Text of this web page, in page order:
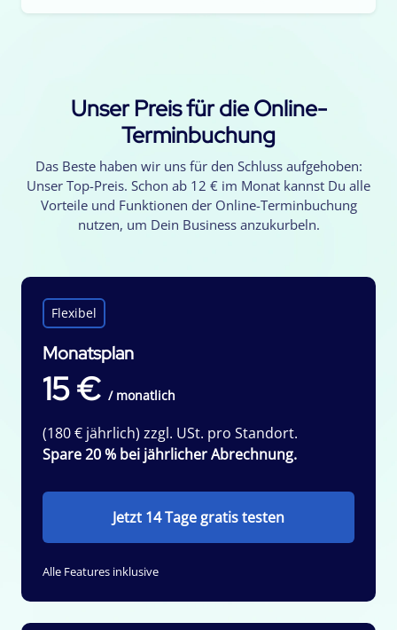
Unser Preis für die Online-
Terminbuchung
Das Beste haben wir uns für den Schluss aufgehoben:
Unser Top-Preis. Schon ab 12 € im Monat kannst Du alle
Vorteile und Funktionen der Online-Terminbuchung
nutzen, um Dein Business anzukurbeln.
Flexibel
Monatsplan
15 € / monatlich
(180 € jährlich) zzgl. USt. pro Standort.
Spare 20 % bei jährlicher Abrechnung.
Jetzt 14 Tage gratis testen
Alle Features inklusive